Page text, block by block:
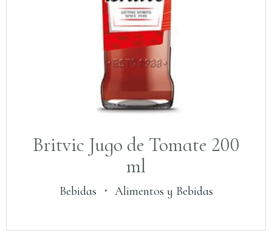
Britvic Jugo de Tomate 200
ml
Bebidas ・ Alimentos y Bebidas